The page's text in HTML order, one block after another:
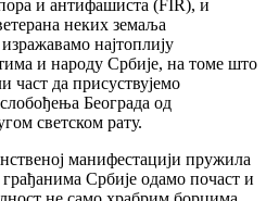
и антифашиста (FIR), и
неких земаља
најтоплију
и народу Србије, на томе што
част да присуствујемо
Београда од
светском рату.
манифестацији пружила
Србије одамо почаст и